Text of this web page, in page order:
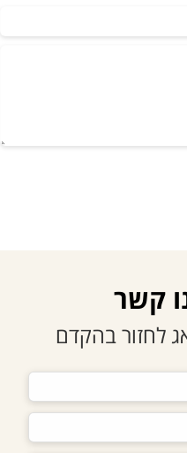
קשר
לחזור בהקדם